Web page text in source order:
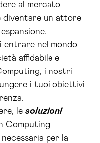
al mercato
diventare un attore
entrare nel mondo
affidabile e
i nostri
i tuoi obiettivi
le soluzioni
Computing
per la